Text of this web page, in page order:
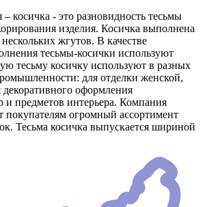
– косичка - это разновидность тесьмы
изделия. Косичка выполнена
жгутов. В качестве
тесьмы-косички используют
тесьму косичку используют в разных
для отделки женской,
оформления
и предметов интерьера. Компания
огромный ассортимент
Тесьма косичка выпускается шириной